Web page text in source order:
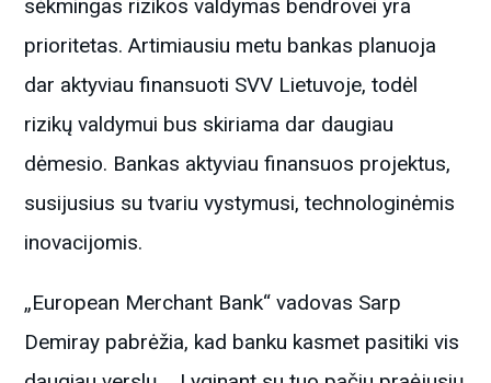
sėkmingas rizikos valdymas bendrovei yra
prioritetas. Artimiausiu metu bankas planuoja
dar aktyviau finansuoti SVV Lietuvoje, todėl
rizikų valdymui bus skiriama dar daugiau
dėmesio. Bankas aktyviau finansuos projektus,
susijusius su tvariu vystymusi, technologinėmis
inovacijomis.
„European Merchant Bank“ vadovas Sarp
Demiray pabrėžia, kad banku kasmet pasitiki vis